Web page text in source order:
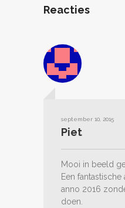
Reacties
september 10, 2015
Piet
Mooi in beeld
Een
anno 2016
doen.